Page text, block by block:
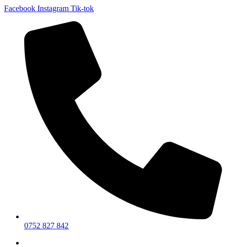
Facebook Instagram Tik-tok
0752 827 842